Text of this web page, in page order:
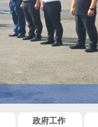
政府工作